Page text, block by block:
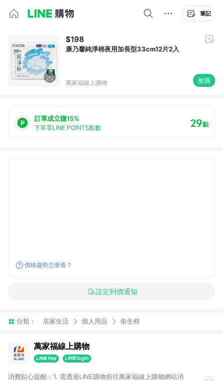
筆記
$198
康乃馨純淨棉夜用加長型33cm12片2入
萬家福線上購物 搶購
訂單成立賺15%
下單享LINE POINTS點數 29點
價格趨勢怎麼看？
設定到價通知
分類： 居家生活 個人用品 衛生棉
萬家福線上購物
消費貼心提醒：1. 需透過LINE購物前往萬家福線上購物網站消